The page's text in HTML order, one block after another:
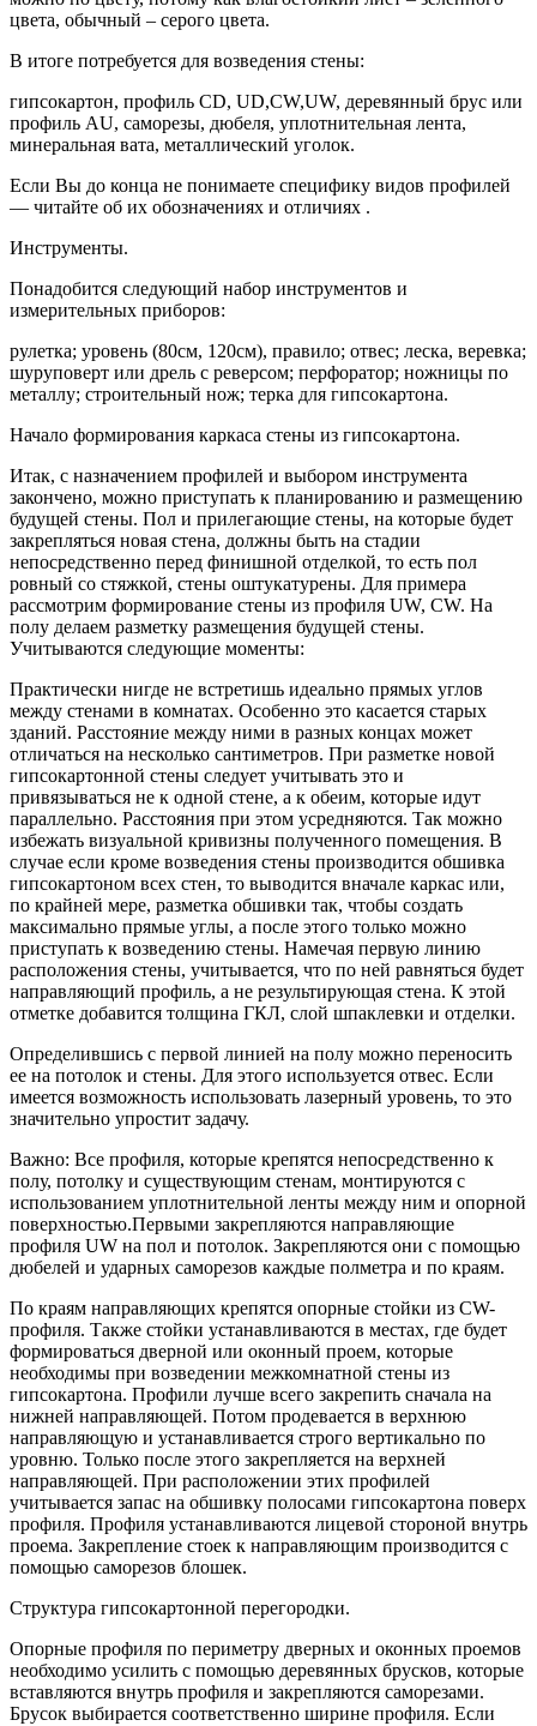
цвета, обычный – серого цвета.
В итоге потребуется для возведения стены:
гипсокартон, профиль CD, UD,CW,UW, деревянный брус или
профиль AU, саморезы, дюбеля, уплотнительная лента,
минеральная вата, металлический уголок.
Если Вы до конца не понимаете специфику видов профилей
— читайте об их обозначениях и отличиях .
Инструменты.
Понадобится следующий набор инструментов и
измерительных приборов:
рулетка; уровень (80см, 120см), правило; отвес; леска, веревка;
шуруповерт или дрель с реверсом; перфоратор; ножницы по
металлу; строительный нож; терка для гипсокартона.
Начало формирования каркаса стены из гипсокартона.
Итак, с назначением профилей и выбором инструмента
закончено, можно приступать к планированию и размещению
будущей стены. Пол и прилегающие стены, на которые будет
закрепляться новая стена, должны быть на стадии
непосредственно перед финишной отделкой, то есть пол
ровный со стяжкой, стены оштукатурены. Для примера
рассмотрим формирование стены из профиля UW, CW. На
полу делаем разметку размещения будущей стены.
Учитываются следующие моменты:
Практически нигде не встретишь идеально прямых углов
между стенами в комнатах. Особенно это касается старых
зданий. Расстояние между ними в разных концах может
отличаться на несколько сантиметров. При разметке новой
гипсокартонной стены следует учитывать это и
привязываться не к одной стене, а к обеим, которые идут
параллельно. Расстояния при этом усредняются. Так можно
избежать визуальной кривизны полученного помещения. В
случае если кроме возведения стены производится обшивка
гипсокартоном всех стен, то выводится вначале каркас или,
по крайней мере, разметка обшивки так, чтобы создать
максимально прямые углы, а после этого только можно
приступать к возведению стены. Намечая первую линию
расположения стены, учитывается, что по ней равняться будет
направляющий профиль, а не результирующая стена. К этой
отметке добавится толщина ГКЛ, слой шпаклевки и отделки.
Определившись с первой линией на полу можно переносить
ее на потолок и стены. Для этого используется отвес. Если
имеется возможность использовать лазерный уровень, то это
значительно упростит задачу.
Важно: Все профиля, которые крепятся непосредственно к
полу, потолку и существующим стенам, монтируются с
использованием уплотнительной ленты между ним и опорной
поверхностью.Первыми закрепляются направляющие
профиля UW на пол и потолок. Закрепляются они с помощью
дюбелей и ударных саморезов каждые полметра и по краям.
По краям направляющих крепятся опорные стойки из CW-
профиля. Также стойки устанавливаются в местах, где будет
формироваться дверной или оконный проем, которые
необходимы при возведении межкомнатной стены из
гипсокартона. Профили лучше всего закрепить сначала на
нижней направляющей. Потом продевается в верхнюю
направляющую и устанавливается строго вертикально по
уровню. Только после этого закрепляется на верхней
направляющей. При расположении этих профилей
учитывается запас на обшивку полосами гипсокартона поверх
профиля. Профиля устанавливаются лицевой стороной внутрь
проема. Закрепление стоек к направляющим производится с
помощью саморезов блошек.
Структура гипсокартонной перегородки.
Опорные профиля по периметру дверных и оконных проемов
необходимо усилить с помощью деревянных брусков, которые
вставляются внутрь профиля и закрепляются саморезами.
Брусок выбирается соответственно ширине профиля. Если